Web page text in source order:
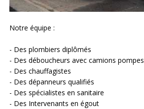
Notre équipe :
- Des plombiers diplômés
- Des déboucheurs avec camions pompes
- Des chauffagistes
- Des dépanneurs qualifiés
- Des spécialistes en sanitaire
- Des Intervenants en égout